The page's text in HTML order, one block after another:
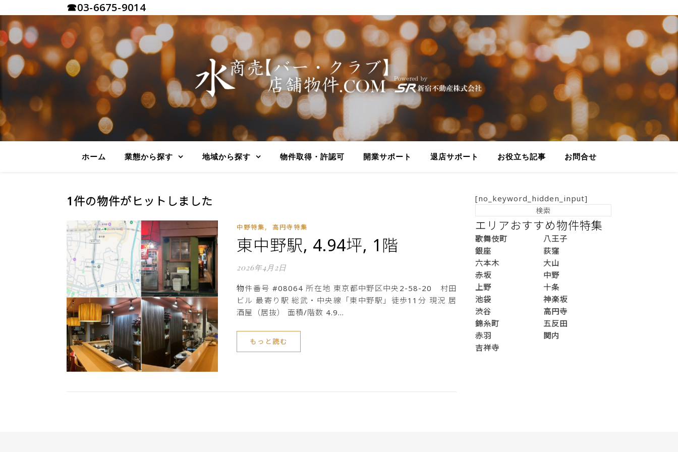
☎03-6675-9014
ホーム 業態から探す 地域から探す 物件取得・許認可 開業サポート 退店サポート お役立ち記事 お問合せ
1件の物件がヒットしました
中野特集, 高円寺特集
東中野駅, 4.94坪, 1階
2026年4月2日
物件番号 #08064 所在地 東京都中野区中央2-58-20 村田
ビル 最寄り駅 総武・中央線「東中野駅」徒歩11分 現況 居
酒屋（居抜） 面積/階数 4.9…
もっと読む
[no_keyword_hidden_input]
エリアおすすめ物件特集
歌舞伎町
銀座
六本木
赤坂
上野
池袋
渋谷
錦糸町
赤羽
吉祥寺
八王子
荻窪
大山
中野
十条
神楽坂
高円寺
五反田
関内